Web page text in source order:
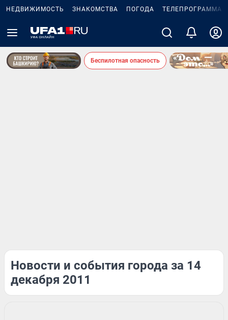
НЕДВИЖИМОСТЬ ЗНАКОМСТВА ПОГОДА ТЕЛЕПРОГРАММА
Беспилотная опасность
Новости и события города за 14
декабря 2011